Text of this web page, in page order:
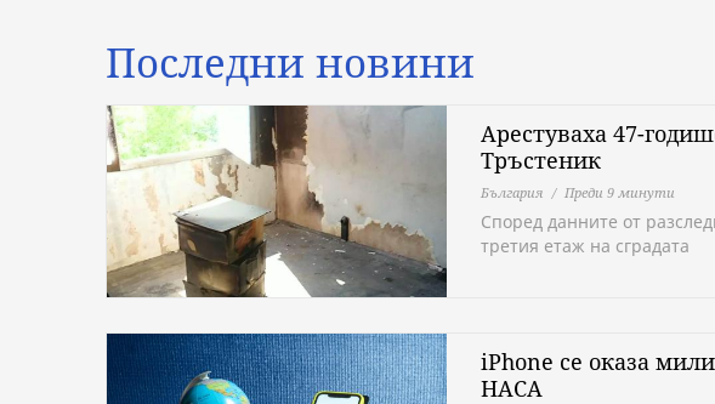
Последни новини
Арестуваха 47-
Тръстеник
България Преди 9 минути
Според данните от
третия етаж на сградата
iPhone се оказа
НАСА